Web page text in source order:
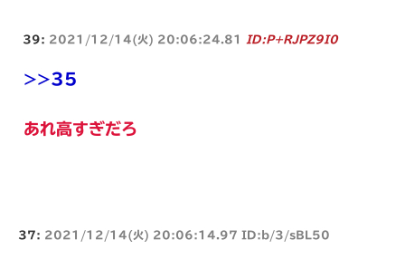
39: 2021/12/14(火) 20:06:24.81 ID:P+RJPZ9I0
>>35
あれ高すぎだろ
37: 2021/12/14(火) 20:06:14.97 ID:b/3/sBL50